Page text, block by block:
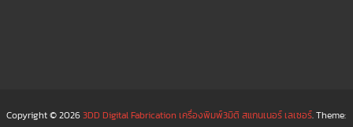
Copyright © 20263DD Digital Fabrication เครื่องพิมพ์3มิติ สแกนเนอร์ เลเซอร์. Theme: